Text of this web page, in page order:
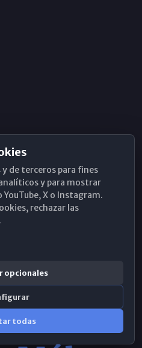
de terceros para fines
y para mostrar
X o Instagram.
rechazar las
opcionales
todas